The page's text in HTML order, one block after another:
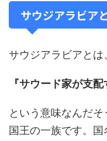
サウジアラビア
サウジアラビアとは
『サウード家が支
という意味なんだ
国王の一族です。